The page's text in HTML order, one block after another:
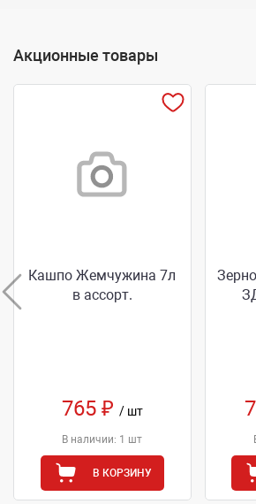
Акционные товары
Кашпо Жемчужина 7л
в ассорт.
765 ₽ / шт
В наличии: 1 шт
В КОРЗИНУ